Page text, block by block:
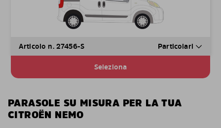
Articolo n. 27456-S Particolari
Seleziona
PARASOLE SU MISURA PER LA TUA
CITROËN NEMO